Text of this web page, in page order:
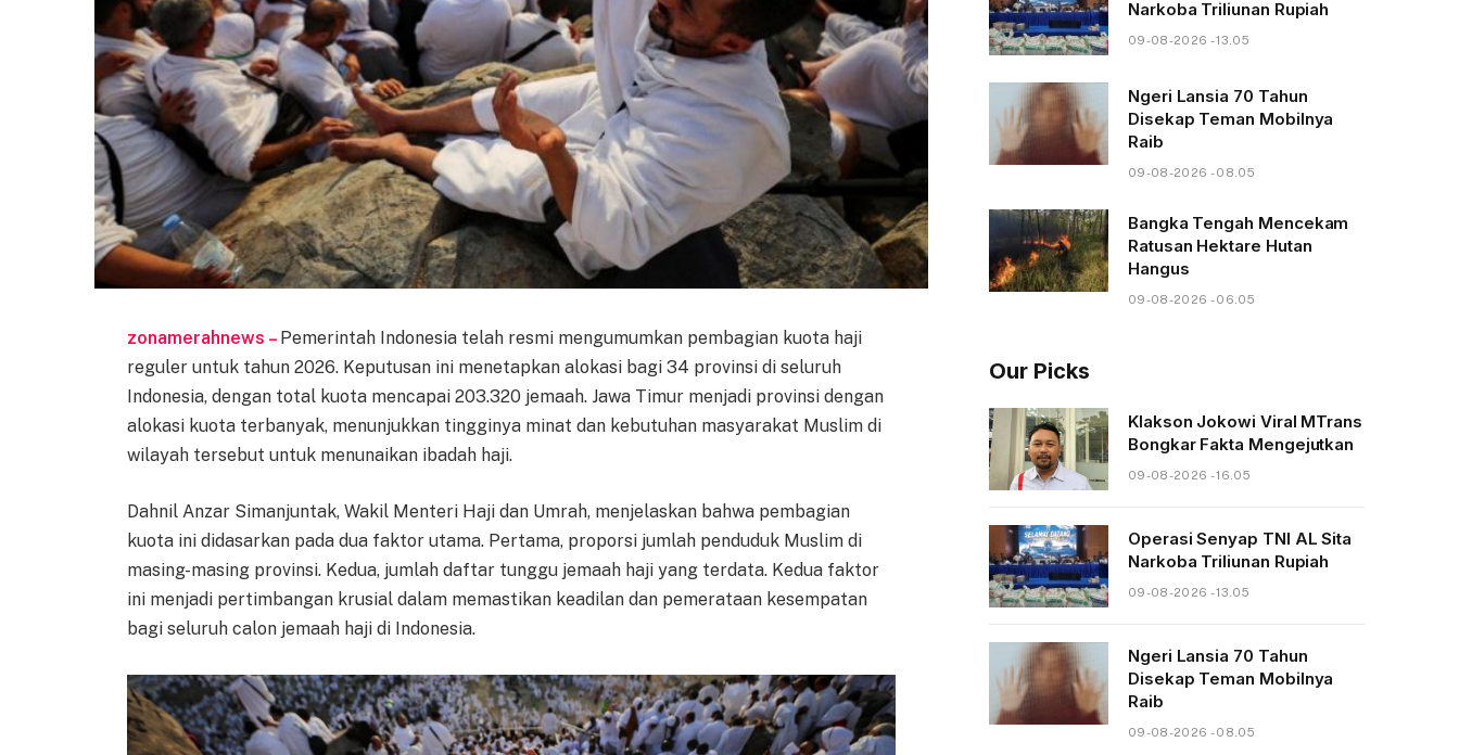
zonamerahnews – Pemerintah Indonesia telah resmi mengumumkan pembagian kuota haji
reguler untuk tahun 2026. Keputusan ini menetapkan alokasi bagi 34 provinsi di seluruh
Indonesia, dengan total kuota mencapai 203.320 jemaah. Jawa Timur menjadi provinsi dengan
alokasi kuota terbanyak, menunjukkan tingginya minat dan kebutuhan masyarakat Muslim di
wilayah tersebut untuk menunaikan ibadah haji.
Dahnil Anzar Simanjuntak, Wakil Menteri Haji dan Umrah, menjelaskan bahwa pembagian
kuota ini didasarkan pada dua faktor utama. Pertama, proporsi jumlah penduduk Muslim di
masing-masing provinsi. Kedua, jumlah daftar tunggu jemaah haji yang terdata. Kedua faktor
ini menjadi pertimbangan krusial dalam memastikan keadilan dan pemerataan kesempatan
bagi seluruh calon jemaah haji di Indonesia.
Narkoba Triliunan Rupiah
09-08-2026 - 13.05
Ngeri Lansia 70 Tahun
Disekap Teman Mobilnya
Raib
09-08-2026 - 08.05
Bangka Tengah Mencekam
Ratusan Hektare Hutan
Hangus
09-08-2026 - 06.05
Our Picks
Klakson Jokowi Viral MTrans
Bongkar Fakta Mengejutkan
09-08-2026 - 16.05
Operasi Senyap TNI AL Sita
Narkoba Triliunan Rupiah
09-08-2026 - 13.05
Ngeri Lansia 70 Tahun
Disekap Teman Mobilnya
Raib
09-08-2026 - 08.05